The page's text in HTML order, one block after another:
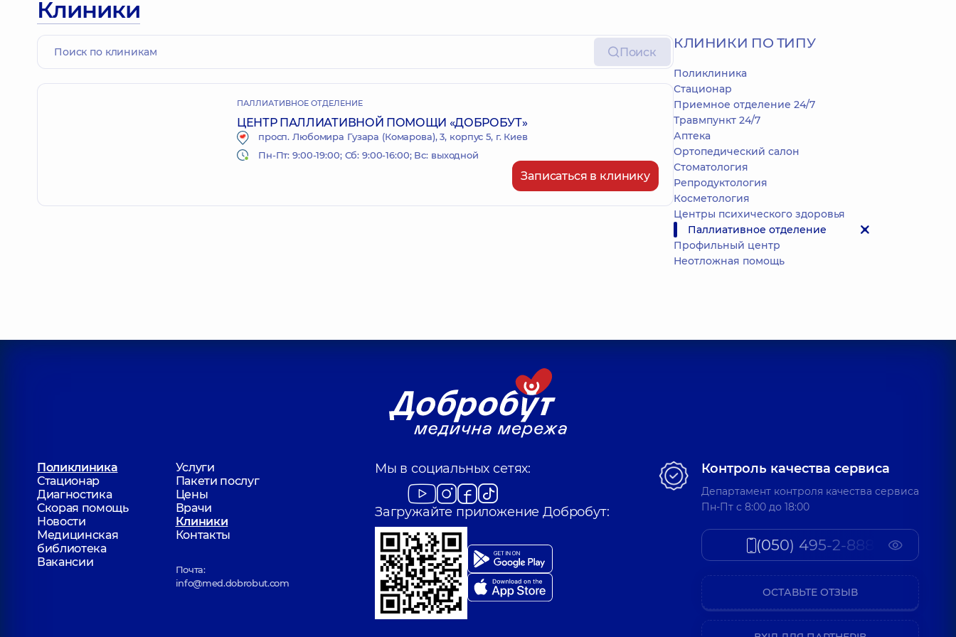
Клиники
Поиск
ПАЛЛИАТИВНОЕ ОТДЕЛЕНИЕ
ЦЕНТР ПАЛЛИАТИВНОЙ ПОМОЩИ «ДОБРОБУТ»
просп. Любомира Гузара (Комарова), 3, корпус 5, г. Киев
Пн-Пт: 9:00-19:00; Сб: 9:00-16:00; Вс: выходной
Записаться в клинику
КЛИНИКИ ПО ТИПУ
Поликлиника
Стационар
Приемное отделение 24/7
Травмпункт 24/7
Аптека
Ортопедический салон
Стоматология
Репродуктология
Косметология
Центры психического здоровья
Паллиативное отделение
Профильный центр
Неотложная помощь
Поликлиника
Услуги
Стационар
Пакети послуг
Диагностика
Цены
Скорая помощь
Врачи
Новости
Клиники
Медицинская
библиотека
Контакты
Вакансии
Почта:
info@med.dobrobut.com
Мы в социальных сетях:
Загружайте приложение Добробут:
Контроль качества сервиса
Департамент контроля качества сервиса
Пн-Пт c 8:00 до 18:00
(050) 495-2-888
ОСТАВЬТЕ ОТЗЫВ